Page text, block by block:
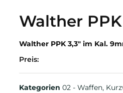
Walther PPK
Walther PPK 3,3″ im Kal.
Preis:
Kategorien02 - Waffen,